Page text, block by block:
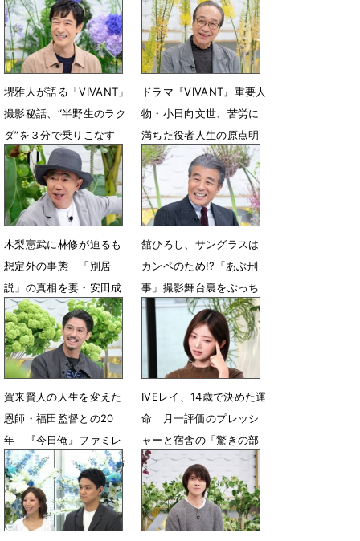
堺雅人が語る「VIVANT」
撮影秘話、“半野生のラク
ダ”を３分で乗りこなす
7月24日 14時10分
ドラマ『VIVANT』重要人
物・小日向文世、苦労に
満ちた役者人生の原点明
かす
7月12日 15時00分
木梨憲武に林修が迫るも
想定外の事態 「別居
説」の真相を妻・安田成
美に直撃
6月26日 12時35分
舘ひろし、サングラスは
カンペのため!?「あぶ刑
事」撮影舞台裏をぶっち
ゃけ
6月20日 17時32分
賀来賢人の人生を変えた
恩師・福田監督との20
年 『今日俺』ファミレ
ス会計「50万円」の裏話
も
5月29日 12時51分
IVEレイ、14歳で決めた運
命 月一評価のプレッシ
ャーと宿舎の「驚きの部
屋割り」
5月15日 15時31分